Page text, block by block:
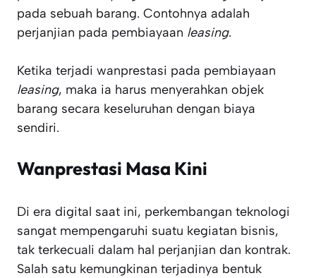
pada sebuah barang. Contohnya adalah
perjanjian pada pembiayaan leasing.
Ketika terjadi wanprestasi pada pembiayaan
leasing, maka ia harus menyerahkan objek
barang secara keseluruhan dengan biaya
sendiri.
Wanprestasi Masa Kini
Di era digital saat ini, perkembangan teknologi
sangat mempengaruhi suatu kegiatan bisnis,
tak terkecuali dalam hal perjanjian dan kontrak.
Salah satu kemungkinan terjadinya bentuk